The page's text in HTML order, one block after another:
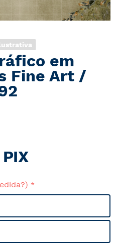
em
Fine Art /